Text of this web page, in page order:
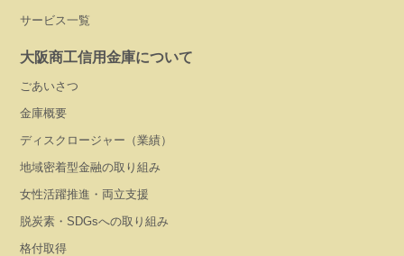
サービス一覧
大阪商工信用金庫について
ごあいさつ
金庫概要
ディスクロージャー（業績）
地域密着型金融の取り組み
女性活躍推進・両立支援
脱炭素・SDGsへの取り組み
格付取得